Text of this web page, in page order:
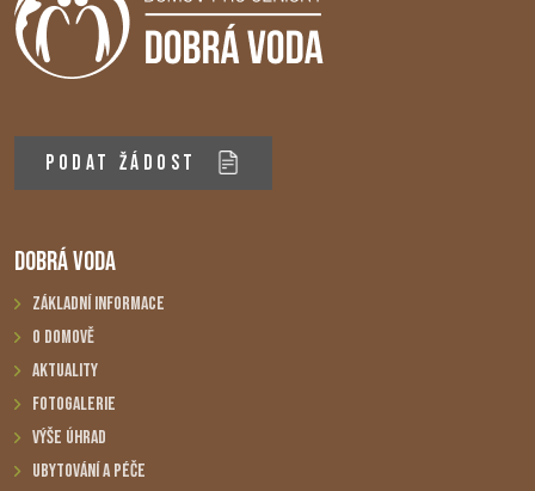
PODAT ŽÁDOST
DOBRÁ VODA
Základní informace
O domově
Aktuality
Fotogalerie
Výše úhrad
Ubytování a péče